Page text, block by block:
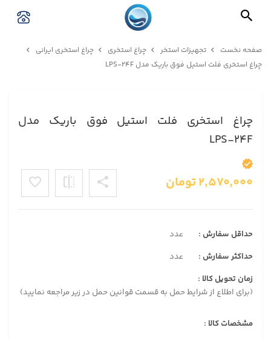
صفحه نخست تجهیزات استخر چراغ استخری
چراغ استخری ایرانی
چراغ استخری فلت استیل فوق باریک مدل LPS-۲۴F
چراغ استخری فلت استیل فوق باریک مدل
LPS-۲۴F
۲,۵۷۰,۰۰۰تومان
حداقل سفارش :
عدد
حداکثر سفارش :
عدد
زمان تحویل کالا :
(برای اطلاع از شرایط حمل به قسمت قوانین حمل در زیر مراجعه نمایید)
مشخصات کالا :